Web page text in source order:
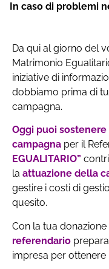
In caso di problemi
Da qui al giorno del
Matrimonio
iniziative di
dobbiamo prima di
campagna.
Oggi puoi
campagna per il
EGUALITARIO”
la attuazione della
gestire i costi di
quesito.
Con la tua donazione
referendario
impresa per ottenere